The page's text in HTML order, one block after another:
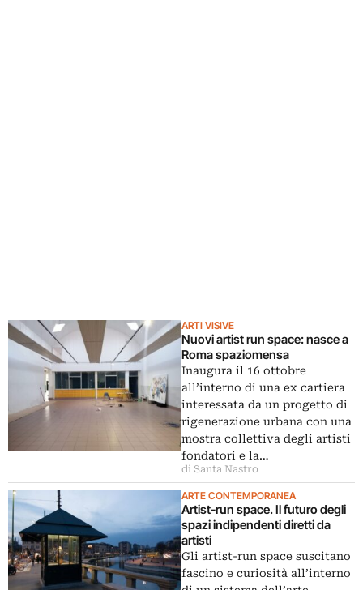
ARTI VISIVE
Nuovi artist run space: nasce a
Roma spaziomensa
Inaugura il 16 ottobre
all’interno di una ex cartiera
interessata da un progetto di
rigenerazione urbana con una
mostra collettiva degli artisti
fondatori e la…
di Santa Nastro
ARTE CONTEMPORANEA
Artist-run space. Il futuro degli
spazi indipendenti diretti da
artisti
Gli artist-run space suscitano
fascino e curiosità all’interno